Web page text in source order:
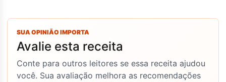
SUA OPINIÃO IMPORTA
Avalie esta receita
Conte para outros leitores se essa receita ajudou
você. Sua avaliação melhora as recomendações